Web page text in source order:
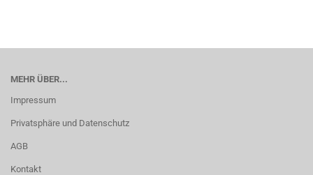
MEHR ÜBER...
Impressum
Privatsphäre und Datenschutz
AGB
Kontakt